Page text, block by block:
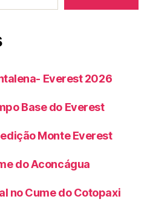
Everest 2026
Base do Everest
Monte Everest
do Aconcágua
no Cume do Cotopaxi